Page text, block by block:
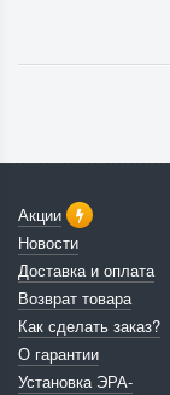
Акции
Новости
Доставка и оплата
Возврат товара
Как сделать заказ?
О гарантии
Установка ЭРА-